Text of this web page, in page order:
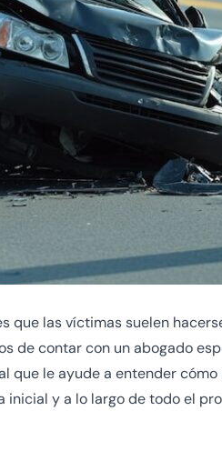
las víctimas suelen
de contar con un abogado
que le ayude a entender
y a lo largo de todo el